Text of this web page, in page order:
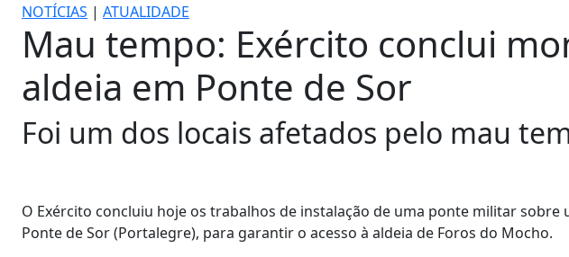
NOTÍCIAS | ATUALIDADE
Mau tempo: Exército conclui
aldeia em Ponte de Sor
Foi um dos locais afetados pelo mau
O Exército concluiu hoje os trabalhos de instalação de uma ponte militar
Ponte de Sor (Portalegre), para garantir o acesso à aldeia de Foros do Mocho.